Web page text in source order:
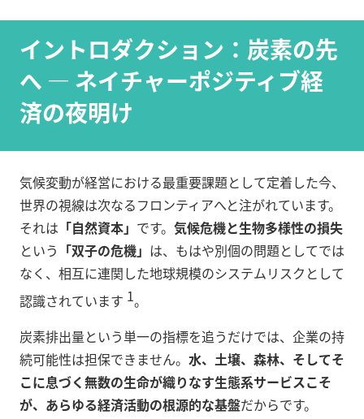
イントロダクション：炭素の先
へ — ネイチャーポジティブ経
済の夜明け
気候変動が経営における最重要課題として定着した今、
世界の視線は次なるフロンティアへと注がれています。
それは 「自然資本」 です。 気候危機と生物多様性の損失
という 「双子の危機」 は、もはや別個の問題としてでは
なく、相互に連関した地球規模のシステムリスクとして
認識されています 1。
炭素排出量という単一の指標を追うだけでは、企業の持
続可能性は担保できません。 水、土壌、森林、そしてそ
こに息づく無数の生命が織りなす生態系サービスこそ
が、あらゆる経済活動の根源的な基盤だからです。